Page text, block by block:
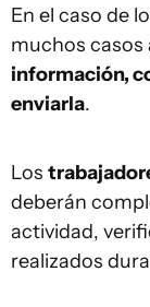
En el caso de
muchos casos
información,
enviarla.
Los
deberán
actividad,
realizados